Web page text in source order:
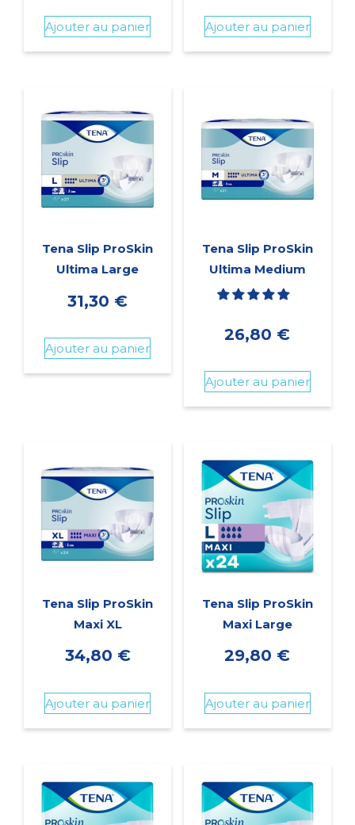
Ajouter au panier Ajouter au panier
Tena Slip ProSkin
Ultima Large
31,30 €
Ajouter au panier
Tena Slip ProSkin
Ultima Medium
26,80 €
Ajouter au panier
Tena Slip ProSkin
Maxi XL
34,80 €
Ajouter au panier
Tena Slip ProSkin
Maxi Large
29,80 €
Ajouter au panier